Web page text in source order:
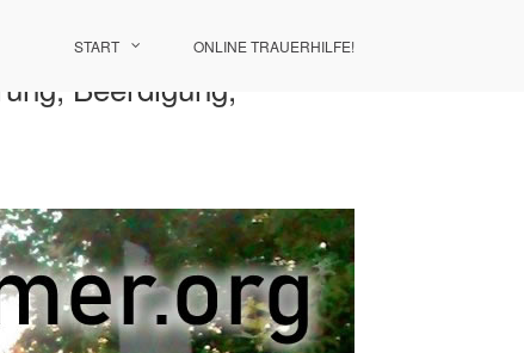
START ONLINE TRAUERHILFE!
Beerdigung,